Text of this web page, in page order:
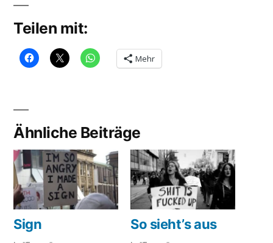
Teilen mit:
Mehr
Ähnliche Beiträge
Sign So sieht’s aus